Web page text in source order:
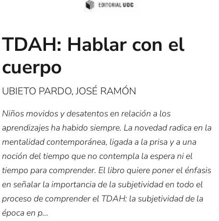
TDAH: Hablar con el
cuerpo
UBIETO PARDO, JOSÉ RAMÓN
Niños movidos y desatentos en relación a los
aprendizajes ha habido siempre. La novedad radica en la
mentalidad contemporánea, ligada a la prisa y a una
noción del tiempo que no contempla la espera ni el
tiempo para comprender. El libro quiere poner el énfasis
en señalar la importancia de la subjetividad en todo el
proceso de comprender el TDAH: la subjetividad de la
época en p...